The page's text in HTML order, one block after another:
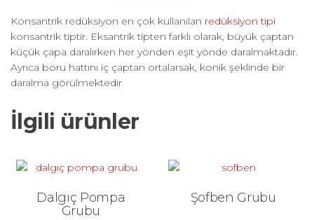
Konsantrik redüksiyon en çok kullanılan redüksiyon tipi
konsantrik tiptir. Eksantrik tipten farklı olarak, büyük çaptan
küçük çapa daralırken her yönden eşit yönde daralmaktadır.
Ayrıca boru hattını iç çaptan ortalarsak, konik şeklinde bir
daralma görülmektedir
İlgili ürünler
Dalgıç Pompa
Grubu
Şofben Grubu